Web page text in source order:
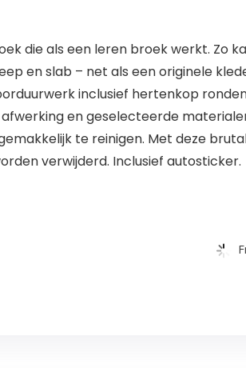
die als een leren broek werkt. Zo
en slab – net als een originele
inclusief hertenkop
en geselecteerde
te reinigen. Met deze
verwijderd. Inclusief autosticker.